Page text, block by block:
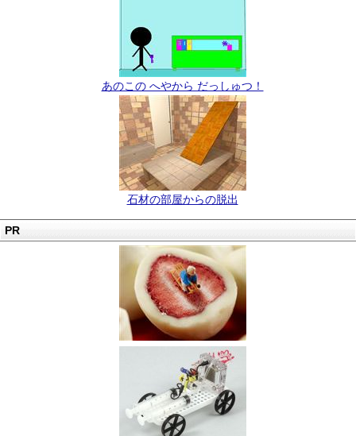
あのこの へやから だっしゅつ！
石材の部屋からの脱出
PR